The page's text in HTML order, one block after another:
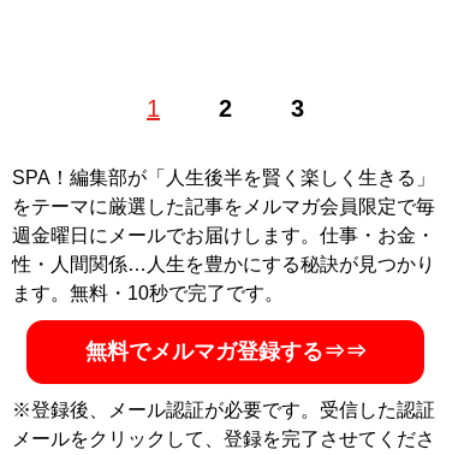
1 2 3
SPA！編集部が「人生後半を賢く楽しく生きる」
をテーマに厳選した記事をメルマガ会員限定で毎
週金曜日にメールでお届けします。仕事・お金・
性・人間関係…人生を豊かにする秘訣が見つかり
ます。無料・10秒で完了です。
無料でメルマガ登録する⇒⇒
※登録後、メール認証が必要です。受信した認証
メールをクリックして、登録を完了させてくださ